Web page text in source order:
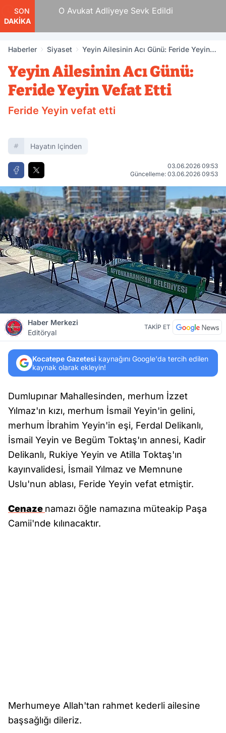
SON
DAKİKA
O Avukat Adliyeye Sevk Edildi
Haberler Siyaset
Yeyin Ailesinin Acı Günü: Feride Yeyin
Yeyin Ailesinin Acı Günü:
Feride Yeyin Vefat Etti
Feride Yeyin vefat etti
Hayatın Içinden
03.06.2026 09:53
Güncelleme: 03.06.2026 09:53
Haber Merkezi
Editöryal
TAKİP ET
Kocatepe Gazetesi kaynağını Google'da tercih edilen
kaynak olarak ekleyin!
Dumlupınar Mahallesinden, merhum İzzet
Yılmaz'ın kızı, merhum İsmail Yeyin'in gelini,
merhum İbrahim Yeyin'in eşi, Ferdal Delikanlı,
İsmail Yeyin ve Begüm Toktaş'ın annesi, Kadir
Delikanlı, Rukiye Yeyin ve Atilla Toktaş'ın
kayınvalidesi, İsmail Yılmaz ve Memnune
Uslu'nun ablası, Feride Yeyin vefat etmiştir.
Cenaze namazı öğle namazına müteakip Paşa
Camii'nde kılınacaktır.
Merhumeye Allah'tan rahmet kederli ailesine
başsağlığı dileriz.